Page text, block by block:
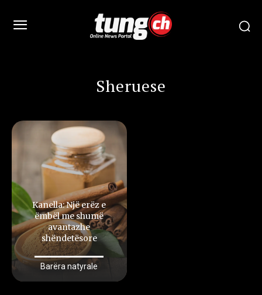
Sheruese
Kanella: Një erëz e
ëmbël me shumë
avantazhe
shëndetësore
Barëra natyrale